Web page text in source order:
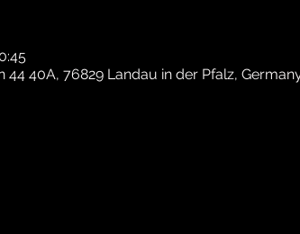
44 40A, 76829 Landau in der Pfalz,